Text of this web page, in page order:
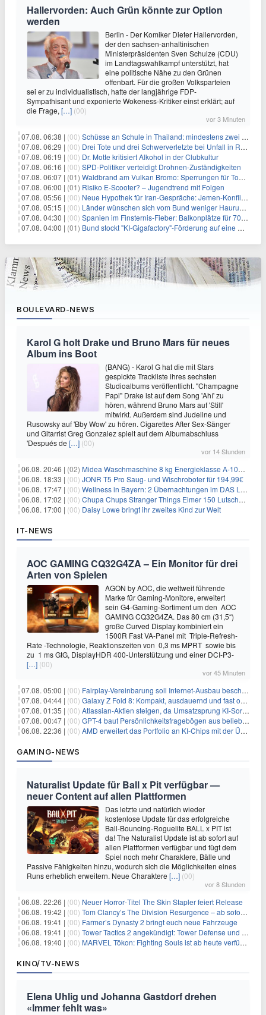
Hallervorden: Auch Grün könnte zur Option
werden
Berlin - Der Komiker Dieter Hallervorden,
der den sachsen-anhaltinischen
Ministerpräsidenten Sven Schulze (CDU)
im Landtagswahlkampf unterstützt, hat
eine politische Nähe zu den Grünen
offenbart. Für die großen Volksparteien
sei er zu individualistisch, hatte der langjährige FDP-
Sympathisant und exponierte Wokeness-Kritiker einst erklärt; auf
die Frage, […] (00)
vor 3 Minuten
07.08. 06:38 | (00) Schüsse an Schule in Thailand: mindestens zwei Tote
07.08. 06:29 | (00) Drei Tote und drei Schwerverletzte bei Unfall in Rheinland-Pfalz
07.08. 06:19 | (00) Dr. Motte kritisiert Alkohol in der Clubkultur
07.08. 06:16 | (00) SPD-Politiker verteidigt Drohnen-Zuständigkeiten
07.08. 06:07 | (01) Waldbrand am Vulkan Bromo: Sperrungen für Touristen
07.08. 06:00 | (01) Risiko E-Scooter? – Jugendtrend mit Folgen
07.08. 05:56 | (00) Neue Hypothek für Iran-Gespräche: Jemen-Konflikt eskaliert
07.08. 05:15 | (00) Länder wünschen sich vom Bund weniger Hauruck-Gesetzgebung
07.08. 04:30 | (00) Spanien im Finsternis-Fieber: Balkonplätze für 700 Euro
07.08. 04:00 | (01) Bund stockt "KI-Gigafactory"-Förderung auf eine Milliarde Euro auf
BOULEVARD-NEWS
Karol G holt Drake und Bruno Mars für neues
Album ins Boot
(BANG) - Karol G hat die mit Stars
gespickte Trackliste ihres sechsten
Studioalbums veröffentlicht. "Champagne
Papi" Drake ist auf dem Song 'Ahí' zu
hören, während Bruno Mars auf 'Still'
mitwirkt. Außerdem sind Judeline und
Rusowsky auf 'Bby Wow' zu hören. Cigarettes After Sex-Sänger
und Gitarrist Greg Gonzalez spielt auf dem Albumabschluss
'Después de […] (00)
vor 14 Stunden
06.08. 20:46 | (02) Midea Waschmaschine 8 kg Energieklasse A-10% 1400 U/Min für 289,97€
06.08. 18:33 | (00) JONR T5 Pro Saug- und Wischroboter für 194,99€
06.08. 17:47 | (00) Wellness in Bayern: 2 Übernachtungen im DAS LUDWIG Sports Resort inkl. HP + Wellness ab 174€ p.P.
06.08. 17:02 | (00) Chupa Chups Stranger Things Eimer 150 Lutscher für 21,95€
06.08. 17:00 | (00) Daisy Lowe bringt ihr zweites Kind zur Welt
IT-NEWS
AOC GAMING CQ32G4ZA – Ein Monitor für drei
Arten von Spielen
AGON by AOC, die weltweit führende
Marke für Gaming-Monitore, erweitert
sein G4-Gaming-Sortiment um den AOC
GAMING CQ32G4ZA. Das 80 cm (31,5“)
große Curved Display kombiniert ein
1500R Fast VA-Panel mit Triple-Refresh-
Rate -Technologie, Reaktionszeiten von 0,3 ms MPRT sowie bis
zu 1 ms GtG, DisplayHDR 400-Unterstützung und einer DCI-P3-
[…] (00)
vor 45 Minuten
07.08. 05:00 | (00) Fairplay-Vereinbarung soll Internet-Ausbau beschleunigen
07.08. 04:44 | (00) Galaxy Z Fold 8: Kompakt, ausdauernd und fast ohne Falte
07.08. 01:35 | (00) Atlassian-Aktien steigen, da Umsatzsprung KI-Sorgen dämpft
07.08. 00:47 | (00) GPT-4 baut Persönlichkeitsfragebögen aus beliebigen Texten und sagt Antworten voraus
06.08. 22:36 | (00) AMD erweitert das Portfolio an KI-Chips mit der Übernahme von Taalas
GAMING-NEWS
Naturalist Update für Ball x Pit verfügbar —
neuer Content auf allen Plattformen
Das letzte und natürlich wieder
kostenlose Update für das erfolgreiche
Ball-Bouncing-Roguelite BALL x PIT ist
da! The Naturalist Update ist ab sofort auf
allen Plattformen verfügbar und fügt dem
Spiel noch mehr Charaktere, Bälle und
Passive Fähigkeiten hinzu, wodurch sich die Möglichkeiten eines
Runs erheblich erweitern. Neue Charaktere […] (00)
vor 8 Stunden
06.08. 22:26 | (00) Neuer Horror‑Titel The Skin Stapler feiert Release
06.08. 19:42 | (00) Tom Clancy’s The Division Resurgence – ab sofort für euch verfügbar
06.08. 19:41 | (00) Farmer’s Dynasty 2 bringt euch neue Fahrzeuge
06.08. 19:41 | (00) Tower Tactics 2 angekündigt: Tower Defense und Deckbuilding Kombo kehrt zurück
06.08. 19:40 | (00) MARVEL Tōkon: Fighting Souls ist ab heute verfügbar
KINO/TV-NEWS
Elena Uhlig und Johanna Gastdorf drehen
«Immer fehlt was»